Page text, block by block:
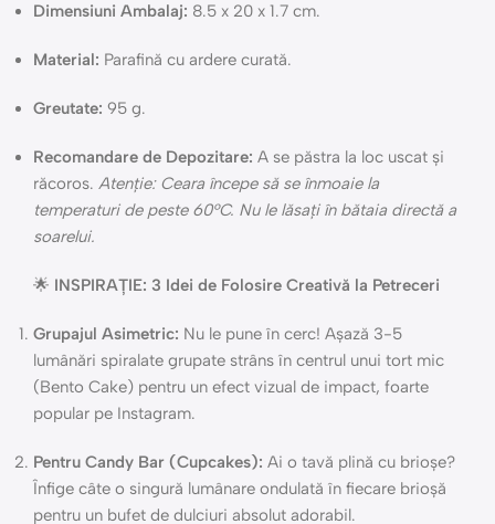
Dimensiuni Ambalaj: 8.5 x 20 x 1.7 cm.
Material: Parafină cu ardere curată.
Greutate: 95 g.
Recomandare de Depozitare: A se păstra la loc uscat și
răcoros. Atenție: Ceara începe să se înmoaie la
temperaturi de peste 60°C. Nu le lăsați în bătaia directă a
soarelui.
🌟 INSPIRAȚIE: 3 Idei de Folosire Creativă la Petreceri
Grupajul Asimetric: Nu le pune în cerc! Așază 3-5
lumânări spiralate grupate strâns în centrul unui tort mic
(Bento Cake) pentru un efect vizual de impact, foarte
popular pe Instagram.
Pentru Candy Bar (Cupcakes): Ai o tavă plină cu brioșe?
Înfige câte o singură lumânare ondulată în fiecare brioșă
pentru un bufet de dulciuri absolut adorabil.